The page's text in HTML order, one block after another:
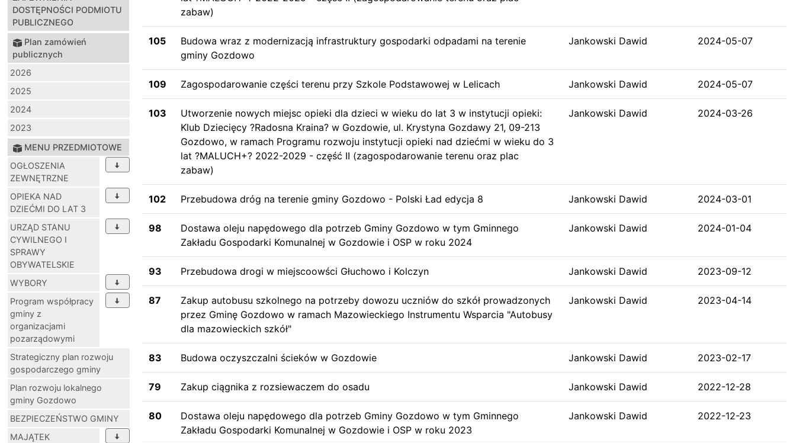
DOSTĘPNOŚCI PODMIOTU
PUBLICZNEGO
Plan zamówień
publicznych
2026
2025
2024
2023
MENU PRZEDMIOTOWE
OGŁOSZENIA
ZEWNĘTRZNE
OPIEKA NAD
DZIEĆMI DO LAT 3
URZĄD STANU
CYWILNEGO I
SPRAWY
OBYWATELSKIE
WYBORY
Program współpracy
gminy z
organizacjami
pozarządowymi
Strategiczny plan rozwoju
gospodarczego gminy
Plan rozwoju lokalnego
gminy Gozdowo
BEZPIECZEŃSTWO GMINY
MAJĄTEK
zabaw)
105
Budowa wraz z modernizacją infrastruktury gospodarki odpadami na terenie
gminy Gozdowo
Jankowski Dawid 2024-05-07
109 Zagospodarowanie części terenu przy Szkole Podstawowej w Lelicach Jankowski Dawid 2024-05-07
103
Utworzenie nowych miejsc opieki dla dzieci w wieku do lat 3 w instytucji opieki:
Klub Dziecięcy ?Radosna Kraina? w Gozdowie, ul. Krystyna Gozdawy 21, 09-213
Gozdowo, w ramach Programu rozwoju instytucji opieki nad dziećmi w wieku do 3
lat ?MALUCH+? 2022-2029 - część II (zagospodarowanie terenu oraz plac
zabaw)
Jankowski Dawid 2024-03-26
102 Przebudowa dróg na terenie gminy Gozdowo - Polski Ład edycja 8 Jankowski Dawid 2024-03-01
98
Dostawa oleju napędowego dla potrzeb Gminy Gozdowo w tym Gminnego
Zakładu Gospodarki Komunalnej w Gozdowie i OSP w roku 2024
Jankowski Dawid 2024-01-04
93 Przebudowa drogi w miejscoowści Głuchowo i Kolczyn Jankowski Dawid 2023-09-12
87
Zakup autobusu szkolnego na potrzeby dowozu uczniów do szkół prowadzonych
przez Gminę Gozdowo w ramach Mazowieckiego Instrumentu Wsparcia "Autobusy
dla mazowieckich szkół"
Jankowski Dawid 2023-04-14
83 Budowa oczyszczalni ścieków w Gozdowie Jankowski Dawid 2023-02-17
79 Zakup ciągnika z rozsiewaczem do osadu Jankowski Dawid 2022-12-28
80
Dostawa oleju napędowego dla potrzeb Gminy Gozdowo w tym Gminnego
Zakładu Gospodarki Komunalnej w Gozdowie i OSP w roku 2023
Jankowski Dawid 2022-12-23